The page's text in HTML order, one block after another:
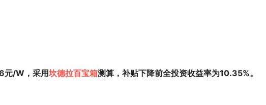
元/W，采用坎德拉百宝箱测算，补贴下降前全投资收益率为10.35%。